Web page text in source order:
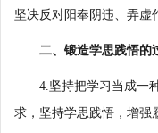
坚决反对阳奉阴违、弄虚
二、锻造学思践悟的
4.坚持把学习当成一种
求，坚持学思践悟，增强